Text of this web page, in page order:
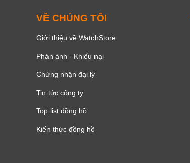
VỀ CHÚNG TÔI
Giới thiệu về WatchStore
Phản ánh - Khiếu nại
Chứng nhận đại lý
Tin tức công ty
Top list đồng hồ
Kiến thức đồng hồ